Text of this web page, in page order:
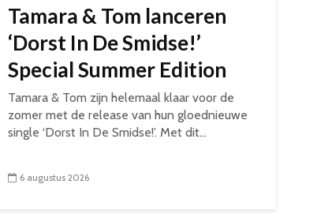
Tamara & Tom lanceren
‘Dorst In De Smidse!’
Special Summer Edition
Tamara & Tom zijn helemaal klaar voor de
zomer met de release van hun gloednieuwe
single ‘Dorst In De Smidse!’. Met dit...
6 augustus 2026